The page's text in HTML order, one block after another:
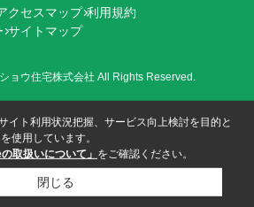
クセスマップ 利用規約
サイトマップ
ョウ住宅株式会社 All Rights Reserved.
イト利用状況把握、サービス向上検討を目的と
使用しています。
の取扱いについて」 をご確認ください。
閉じる